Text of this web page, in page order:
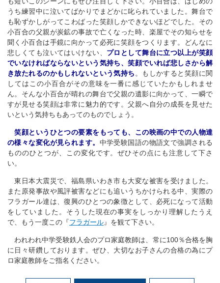
うち練習中に泣いてばかりでまどかに叱られていました。舞台で
も恥ずかしがってこわばった笑顔しかできないほどでした。その
小百合の父親が炭鉱の事故で亡くなった時、楽屋でその知らせを
聞く小百合は手鏡に向かって必死に笑顔をつくります。どんなに
悲しくても泣いてはいけない、 プロとして舞台に立つ以上が笑顔
でいなければならないという気持ち、笑顔でいれば悲しさから解
き放たれるのかもしれないという気持ち 。もしかすると笑顔に関
してはこの小百合がその意味を一番に感じていたかもしれませ
ん。そんな小百合が晴れの舞台で父親の遺影に向かって、一瞬で
すが見せる笑顔は非常に魅力的です。父親へ自分の成長を見せた
いという気持ちもあってのものでしょう。
笑顔というひとつの要素をもっても、この映画の中での人物達
の様々な変化が見られます。 中学受験国語の物語文で強調される
もののひとつが、この変化です。ぜひその点にも注意して下さ
い。
東日本大震災で、福島県いわき市も大変な被害を受けました。
また原発事故や風評被害などにも追いうちかけられる中、実際の
フラガール達は、復興のひとつの象徴として、必死になって活動
をしていました。そうした現在の事実をしっかり理解したうえ
で、もう一度この『フラガール』を観て下さい。
われわれ中学受験鉄人会のプロ家庭教師は、常に100％合格を胸
に日々研鑽しております。ぜひ、大切なお子さんの合格の為にプ
ロ家庭教師をご指名ください。